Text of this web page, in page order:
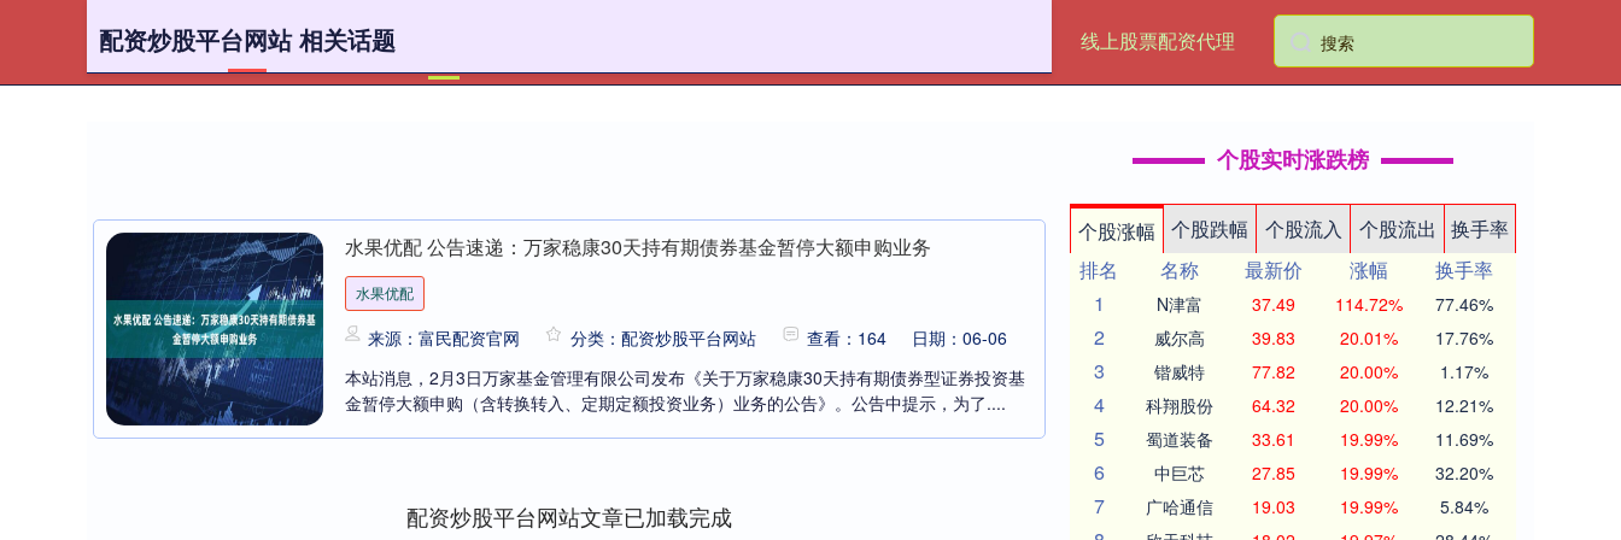
线上股票配资代理
配资炒股平台网站 相关话题
水果优配 公告速递：万家稳康30天持有期债券基金暂停大额申购业务
水果优配
来源：富民配资官网 分类：配资炒股平台网站 查看：164
日期：06-06
本站消息，2月3日万家基金管理有限公司发布《关于万家稳康30天持有期债券型证券投资基
金暂停大额申购（含转换转入、定期定额投资业务）业务的公告》。公告中提示，为了....
配资炒股平台网站文章已加载完成
个股实时涨跌榜
个股涨幅 个股跌幅 个股流入 个股流出
换手率
排名
名称 最新价 涨幅
换手率
1
N津富 37.49 114.72% 77.46%
2 威尔高 39.83 20.01% 17.76%
3 锴威特 77.82 20.00% 1.17%
4 科翔股份 64.32 20.00% 12.21%
5 蜀道装备 33.61 19.99% 11.69%
6 中巨芯 27.85 19.99% 32.20%
7 广哈通信 19.03 19.99% 5.84%